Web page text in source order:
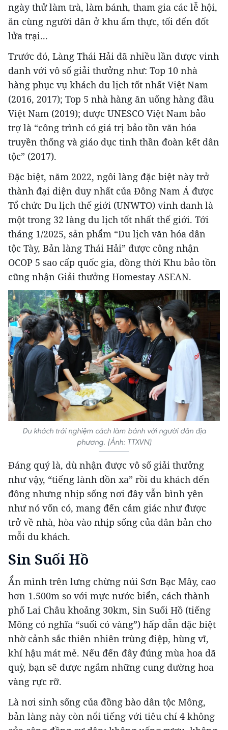
ngày thử làm trà, làm bánh, tham gia các lễ hội,
ăn cùng người dân ở khu ẩm thực, tối đến đốt
lửa trại...
Trước đó, Làng Thái Hải đã nhiều lần được vinh
danh với vô số giải thưởng như: Top 10 nhà
hàng phục vụ khách du lịch tốt nhất Việt Nam
(2016, 2017); Top 5 nhà hàng ăn uống hàng đầu
Việt Nam (2019); được UNESCO Việt Nam bảo
trợ là “công trình có giá trị bảo tồn văn hóa
truyền thống và giáo dục tinh thần đoàn kết dân
tộc” (2017).
Đặc biệt, năm 2022, ngôi làng đặc biệt này trở
thành đại diện duy nhất của Đông Nam Á được
Tổ chức Du lịch thế giới (UNWTO) vinh danh là
một trong 32 làng du lịch tốt nhất thế giới. Tới
tháng 1/2025, sản phẩm “Du lịch văn hóa dân
tộc Tày, Bản làng Thái Hải” được công nhận
OCOP 5 sao cấp quốc gia, đồng thời Khu bảo tồn
cũng nhận Giải thưởng Homestay ASEAN.
Du khách trải nghiệm cách làm bánh với người dân địa
phương. (Ảnh: TTXVN)
Đáng quý là, dù nhận được vô số giải thưởng
như vậy, “tiếng lành đồn xa” rồi du khách đến
đông nhưng nhịp sống nơi đây vẫn bình yên
như nó vốn có, mang đến cảm giác như được
trở về nhà, hòa vào nhịp sống của dân bản cho
mỗi du khách.
Sin Suối Hồ
Ẩn mình trên lưng chừng núi Sơn Bạc Mây, cao
hơn 1.500m so với mực nước biển, cách thành
phố Lai Châu khoảng 30km, Sin Suối Hồ (tiếng
Mông có nghĩa “suối có vàng”) hấp dẫn đặc biệt
nhờ cảnh sắc thiên nhiên trùng điệp, hùng vĩ,
khí hậu mát mẻ. Nếu đến đây đúng mùa hoa dã
quỳ, bạn sẽ được ngắm những cung đường hoa
vàng rực rỡ.
Là nơi sinh sống của đồng bào dân tộc Mông,
bản làng này còn nổi tiếng với tiêu chí 4 không